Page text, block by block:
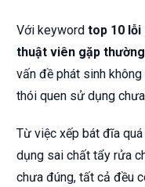
Với keyword top 10 lỗi
thuật viên gặp
vấn đề phát sinh
thói quen sử dụng
Từ việc xếp bát đĩa
dụng sai chất tẩy rửa
chưa đúng, tất cả đều